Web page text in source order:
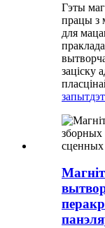
Гэты
працы з
для
заціску
запыт